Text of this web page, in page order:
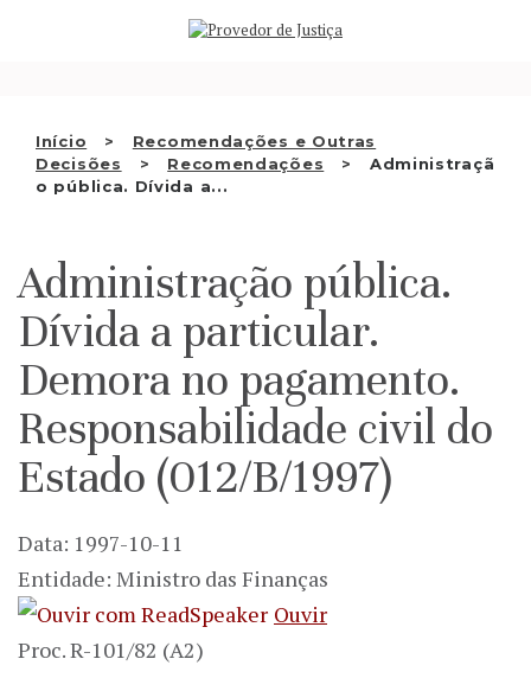
Início
Recomendações e Outras
Decisões
Recomendações
Administraçã
o pública. Dívida a...
QUEM SOMOS
RECOMENDAÇÕES E OUTRAS
DECISÕES
APRESENTAR QUEIXA
PT
Administração pública.
Dívida a particular.
Demora no pagamento.
Responsabilidade civil do
Estado (012/B/1997)
Data: 1997-10-11
Entidade: Ministro das Finanças
Ouvir
Proc. R-101/82 (A2)